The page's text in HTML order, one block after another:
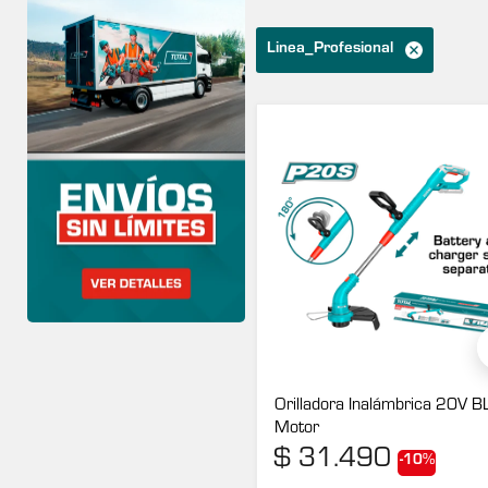
Linea_Profesional
Orilladora Inalámbrica 20V
Motor
$ 31.490 -10%